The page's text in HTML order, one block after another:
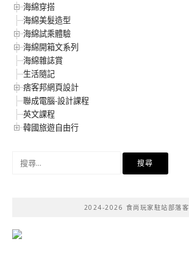
海綿穿搭
海綿美髮造型
海綿試乘體驗
海綿開箱文系列
海綿雜誌賞
生活隨記
痞客邦網頁設計
聯成電腦-設計課程
英文課程
韓國旅遊自由行
2024-2026 食尚玩家駐站部落客